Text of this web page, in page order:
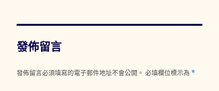
發佈留言
發佈留言必須填寫的電子郵件地址不會公開。 必填欄位標示為 *